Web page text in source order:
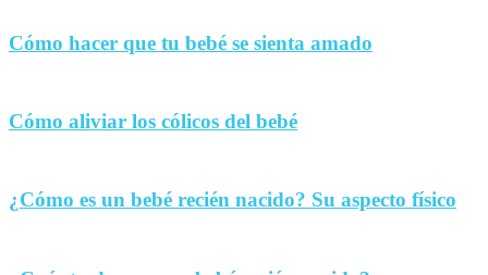
Cómo hacer que tu bebé se sienta amado
Cómo aliviar los cólicos del bebé
¿Cómo es un bebé recién nacido? Su aspecto físico